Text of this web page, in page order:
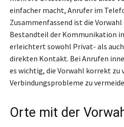
einfacher macht, Anrufer im
Zusammenfassend ist die
Bestandteil der Kommunikation
erleichtert sowohl Privat- als
direkten Kontakt. Bei Anrufen
es wichtig, die Vorwahl korrekt zu
Verbindungsprobleme zu
Orte mit der